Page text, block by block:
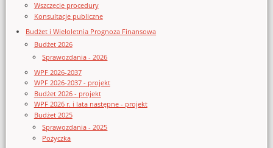
Wszczęcie procedury
Konsultacje publiczne
Budżet i Wieloletnia Prognoza Finansowa
Budżet 2026
Sprawozdania - 2026
WPF 2026-2037
WPF 2026-2037 - projekt
Budżet 2026 - projekt
WPF 2026 r. i lata następne - projekt
Budżet 2025
Sprawozdania - 2025
Pożyczka